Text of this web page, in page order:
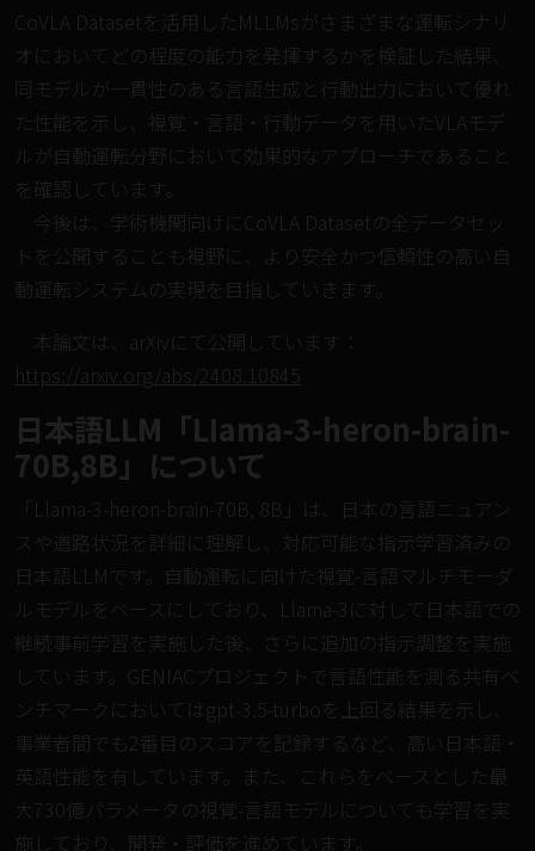
CoVLA Datasetを活用したMLLMsがさまざまな運転シナリ
オにおいてどの程度の能力を発揮するかを検証した結果、
同モデルが一貫性のある言語生成と行動出力において優れ
た性能を示し、視覚・言語・行動データを用いたVLAモデ
ルが自動運転分野において効果的なアプローチであること
を確認しています。
今後は、学術機関向けにCoVLA Datasetの全データセッ
トを公開することも視野に、より安全かつ信頼性の高い自
動運転システムの実現を目指していきます。
本論文は、arXivにて公開しています：
https://arxiv.org/abs/2408.10845
日本語LLM「LIama-3-heron-brain-
70B,8B」について
「Llama-3-heron-brain-70B, 8B」は、日本の言語ニュアン
スや道路状況を詳細に理解し、対応可能な指示学習済みの
日本語LLMです。自動運転に向けた視覚-言語マルチモーダ
ルモデルをベースにしており、Llama-3に対して日本語での
継続事前学習を実施した後、さらに追加の指示調整を実施
しています。GENIACプロジェクトで言語性能を測る共有ベ
ンチマークにおいてはgpt-3.5-turboを上回る結果を示し、
事業者間でも2番目のスコアを記録するなど、高い日本語・
英語性能を有しています。また、これらをベースとした最
大730億パラメータの視覚-言語モデルについても学習を実
施しており、開発・評価を進めています。